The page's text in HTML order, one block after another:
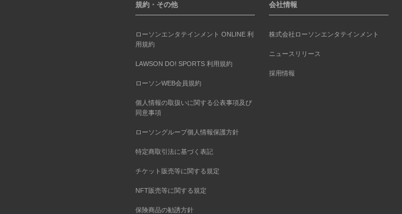
規約・その他
ローソンエンタテインメント ONLINE 利
用規約
LAWSON DO! SPORTS 利用規約
ローソンWEB会員規約
個人情報の取扱いに関する公表事項及び
同意事項
ローソングループ個人情報保護方針
特定商取引法に基づく表記
チケット販売等に関する規定
NFT販売等に関する規定
保険商品の勧誘方針
会社情報
株式会社ローソンエンタテインメント
ニュースリリース
採用情報